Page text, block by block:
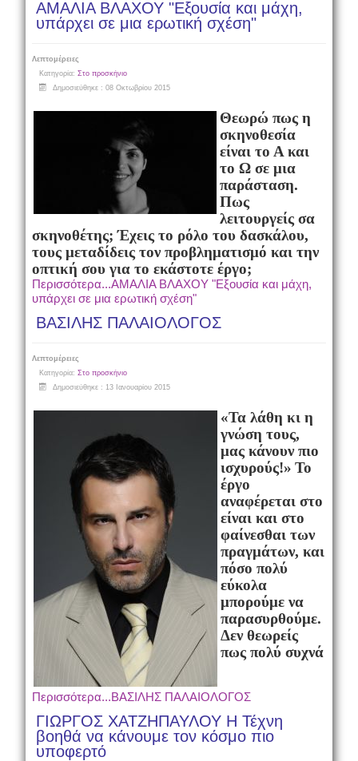
ΑΜΑΛΙΑ ΒΛΑΧΟΥ "Εξουσία και μάχη,
υπάρχει σε μια ερωτική σχέση"
Λεπτομέρειες
Κατηγορία: Στο προσκήνιο
Δημοσιεύθηκε : 08 Οκτωβρίου 2015
Θεωρώ πως η
σκηνοθεσία
είναι το Α και
το Ω σε μια
παράσταση.
Πως
λειτουργείς σα
σκηνοθέτης; Έχεις το ρόλο του δασκάλου,
τους μεταδίδεις τον προβληματισμό και την
οπτική σου για το εκάστοτε έργο;
Περισσότερα...ΑΜΑΛΙΑ ΒΛΑΧΟΥ "Εξουσία και μάχη,
υπάρχει σε μια ερωτική σχέση"
ΒΑΣΙΛΗΣ ΠΑΛΑΙΟΛΟΓΟΣ
Λεπτομέρειες
Κατηγορία: Στο προσκήνιο
Δημοσιεύθηκε : 13 Ιανουαρίου 2015
«Τα λάθη κι η
γνώση τους,
μας κάνουν πιο
ισχυρούς!» Το
έργο
αναφέρεται στο
είναι και στο
φαίνεσθαι των
πραγμάτων, και
πόσο πολύ
εύκολα
μπορούμε να
παρασυρθούμε.
Δεν θεωρείς
πως πολύ συχνά
Περισσότερα...ΒΑΣΙΛΗΣ ΠΑΛΑΙΟΛΟΓΟΣ
ΓΙΩΡΓΟΣ ΧΑΤΖΗΠΑΥΛΟΥ Η Τέχνη
βοηθά να κάνουμε τον κόσμο πιο
υποφερτό